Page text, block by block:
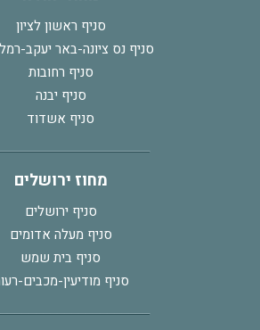
סניף ראשון לציון
סניף נס ציונה-באר יעקב-
סניף רחובות
סניף יבנה
סניף אשדוד
מחוז ירושלים
סניף ירושלים
סניף מעלה אדומים
סניף בית שמש
סניף מודיעין-מכבים-